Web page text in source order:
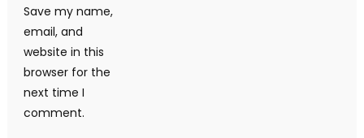
Save my name,
email, and
website in this
browser for the
next time I
comment.